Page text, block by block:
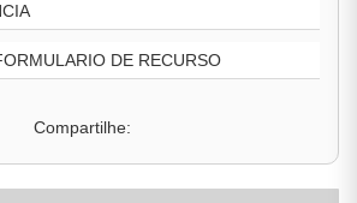
DE RECURSO
Compartilhe: